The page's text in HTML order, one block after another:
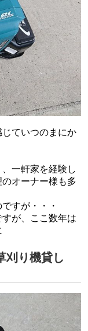
ていつのまにか
一軒家を経験し
オーナー様も多
すが・・・
が、ここ数年は
刈り機貸し